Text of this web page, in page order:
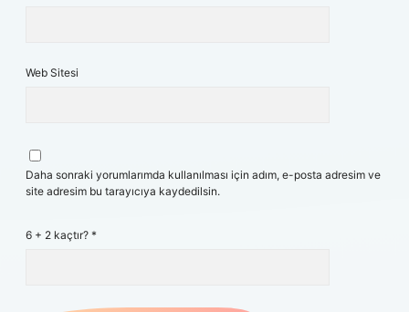
Web Sitesi
Daha sonraki yorumlarımda kullanılması için adım, e-posta adresim ve
site adresim bu tarayıcıya kaydedilsin.
6 + 2 kaçtır? *